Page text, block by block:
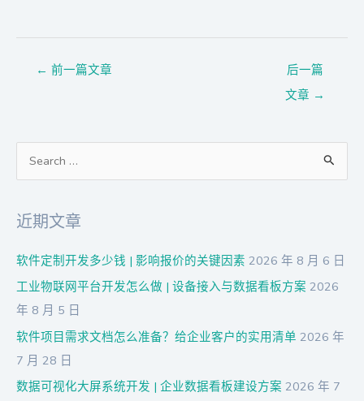
← 前一篇文章
后一篇
文章 →
：
近期文章
软件定制开发多少钱 | 影响报价的关键因素 2026 年 8 月 6 日
工业物联网平台开发怎么做 | 设备接入与数据看板方案 2026
年 8 月 5 日
软件项目需求文档怎么准备？给企业客户的实用清单 2026 年
7 月 28 日
数据可视化大屏系统开发 | 企业数据看板建设方案 2026 年 7